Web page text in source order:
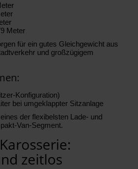
Meter
für ein gutes Gleichgewicht aus
und großzügigem
Konfiguration)
bei umgeklappter Sitzanlage
der flexibelsten Lade- und
Van-Segment.
zeitlos